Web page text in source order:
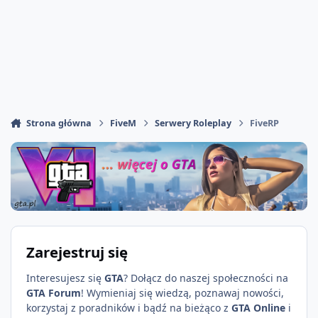
Strona główna FiveM Serwery Roleplay FiveRP
Zarejestruj się
Interesujesz się GTA? Dołącz do naszej społeczności na
GTA Forum! Wymieniaj się wiedzą, poznawaj nowości,
korzystaj z poradników i bądź na bieżąco z GTA Online i